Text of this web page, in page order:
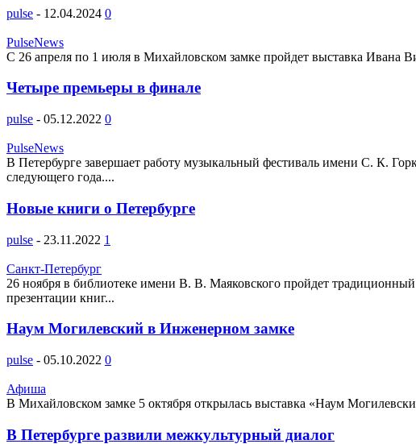
pulse - 12.04.2024 0
PulseNews
С 26 апреля по 1 июля в Михайловском замке пройдет выставка
Четыре премьеры в финале
pulse - 05.12.2022 0
PulseNews
В Петербурге завершает работу музыкальный фестиваль имени С. К.
следующего года....
Новые книги о Петербурге
pulse - 23.11.2022 1
Санкт-Петербург
26 ноября в библиотеке имени В. В. Маяковского пройдет
презентации книг...
Наум Могилевский в Инженерном замке
pulse - 05.10.2022 0
Афиша
В Михайловском замке 5 октября открылась выставка «Наум
В Петербурге развили межкультурный диалог